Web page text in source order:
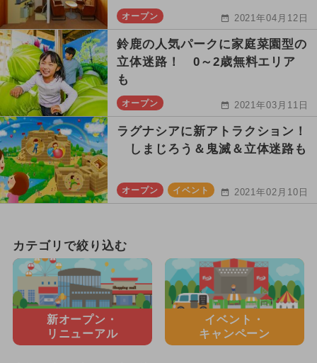
オープン 2021年04月12日
鈴鹿の人気パークに家庭菜園型の
立体迷路！ 0～2歳無料エリア
も
オープン 2021年03月11日
ラグナシアに新アトラクション！
しまじろう＆鬼滅＆立体迷路も
オープン イベント 2021年02月10日
カテゴリで絞り込む
新オープン・
リニューアル
イベント・
キャンペーン